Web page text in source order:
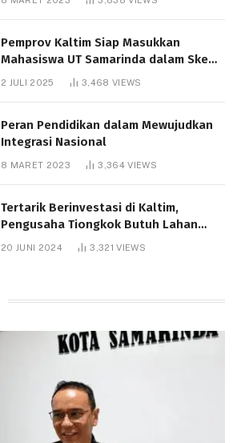
Pemprov Kaltim Siap Masukkan
Mahasiswa UT Samarinda dalam Skema
Bantuan Pendidikan Gratispol
2 JULI 2025 3,468 VIEWS
Peran Pendidikan dalam Mewujudkan
Integrasi Nasional
8 MARET 2023 3,364VIEWS
Tertarik Berinvestasi di Kaltim,
Pengusaha Tiongkok Butuh Lahan
1.000 Hektare
20 JUNI 2024 3,321VIEWS